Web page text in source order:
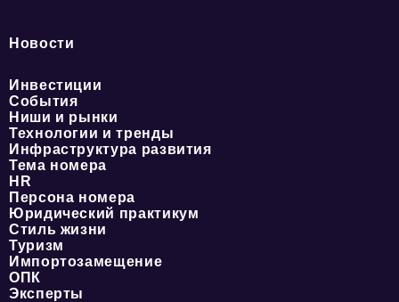
Новости
Инвестиции
События
Ниши и рынки
Технологии и тренды
Инфраструктура развития
Тема номера
HR
Персона номера
Юридический практикум
Стиль жизни
Туризм
Импортозамещение
ОПК
Эксперты